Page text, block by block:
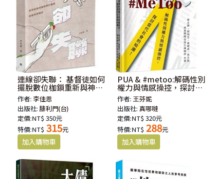
連線卻失聯： 基督徒如何
擺脫數位枷鎖重新與神連
結
作者:李佳恩
出版社:腓利門(台)
定價:NT$ 350元
特價:NT$ 315元
PUA & #metoo:解碼性別
權力與情感操控，探討當
代社會的暗潮！
作者:王芬妮
出版社:真哪噠
定價:NT$ 320元
特價:NT$ 288元